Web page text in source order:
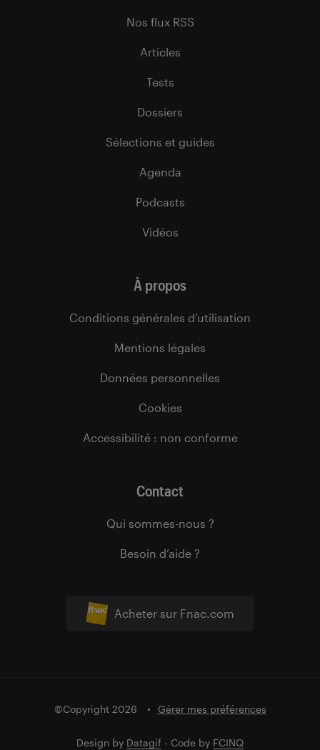
Acheter sur Fnac.com
Nos flux RSS
Articles
Tests
Dossiers
Sélections et guides
Agenda
Podcasts
Vidéos
À propos
Conditions générales d’utilisation
Mentions légales
Données personnelles
Cookies
Accessibilité : non conforme
Contact
Qui sommes-nous ?
Besoin d’aide ?
©Copyright 2026 Gérer mes préférences
Design by Datagif - Code by FCINQ